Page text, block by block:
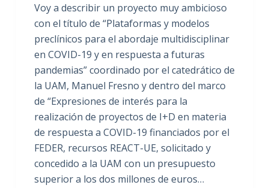
Voy a describir un proyecto muy ambicioso
con el título de “Plataformas y modelos
preclínicos para el abordaje multidisciplinar
en COVID-19 y en respuesta a futuras
pandemias” coordinado por el catedrático de
la UAM, Manuel Fresno y dentro del marco
de “Expresiones de interés para la
realización de proyectos de I+D en materia
de respuesta a COVID-19 financiados por el
FEDER, recursos REACT-UE, solicitado y
concedido a la UAM con un presupuesto
superior a los dos millones de euros…